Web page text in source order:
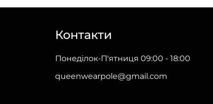
Контакти
Понеділок-П'ятниця 09:00 - 18:00
queenwearpole@gmail.com